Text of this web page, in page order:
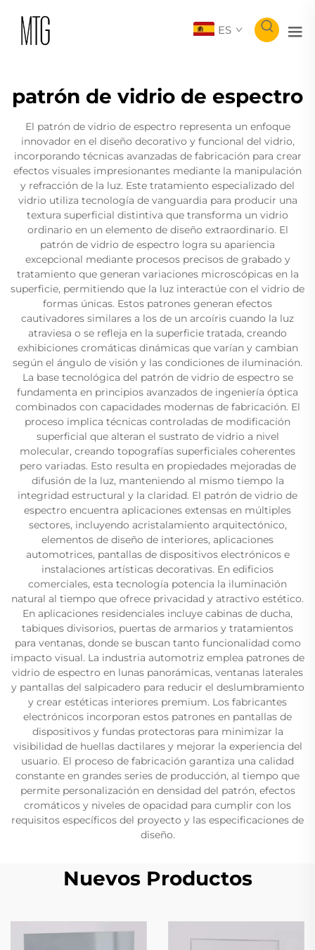
ES
patrón de vidrio de espectro
El patrón de vidrio de espectro representa un enfoque
innovador en el diseño decorativo y funcional del vidrio,
incorporando técnicas avanzadas de fabricación para crear
efectos visuales impresionantes mediante la manipulación
y refracción de la luz. Este tratamiento especializado del
vidrio utiliza tecnología de vanguardia para producir una
textura superficial distintiva que transforma un vidrio
ordinario en un elemento de diseño extraordinario. El
patrón de vidrio de espectro logra su apariencia
excepcional mediante procesos precisos de grabado y
tratamiento que generan variaciones microscópicas en la
superficie, permitiendo que la luz interactúe con el vidrio de
formas únicas. Estos patrones generan efectos
cautivadores similares a los de un arcoíris cuando la luz
atraviesa o se refleja en la superficie tratada, creando
exhibiciones cromáticas dinámicas que varían y cambian
según el ángulo de visión y las condiciones de iluminación.
La base tecnológica del patrón de vidrio de espectro se
fundamenta en principios avanzados de ingeniería óptica
combinados con capacidades modernas de fabricación. El
proceso implica técnicas controladas de modificación
superficial que alteran el sustrato de vidrio a nivel
molecular, creando topografías superficiales coherentes
pero variadas. Esto resulta en propiedades mejoradas de
difusión de la luz, manteniendo al mismo tiempo la
integridad estructural y la claridad. El patrón de vidrio de
espectro encuentra aplicaciones extensas en múltiples
sectores, incluyendo acristalamiento arquitectónico,
elementos de diseño de interiores, aplicaciones
automotrices, pantallas de dispositivos electrónicos e
instalaciones artísticas decorativas. En edificios
comerciales, esta tecnología potencia la iluminación
natural al tiempo que ofrece privacidad y atractivo estético.
En aplicaciones residenciales incluye cabinas de ducha,
tabiques divisorios, puertas de armarios y tratamientos
para ventanas, donde se buscan tanto funcionalidad como
impacto visual. La industria automotriz emplea patrones de
vidrio de espectro en lunas panorámicas, ventanas laterales
y pantallas del salpicadero para reducir el deslumbramiento
y crear estéticas interiores premium. Los fabricantes
electrónicos incorporan estos patrones en pantallas de
dispositivos y fundas protectoras para minimizar la
visibilidad de huellas dactilares y mejorar la experiencia del
usuario. El proceso de fabricación garantiza una calidad
constante en grandes series de producción, al tiempo que
permite personalización en densidad del patrón, efectos
cromáticos y niveles de opacidad para cumplir con los
requisitos específicos del proyecto y las especificaciones de
diseño.
Nuevos Productos